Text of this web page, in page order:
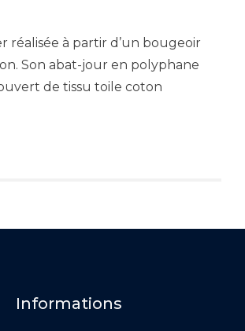
réalisée à partir d’un bougeoir
Son abat-jour en polyphane
de tissu toile coton
Informations